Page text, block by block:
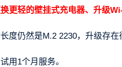
更轻的壁挂式充电器、升级
度仍然是M.2 2230，升级存在
用1个月服务。